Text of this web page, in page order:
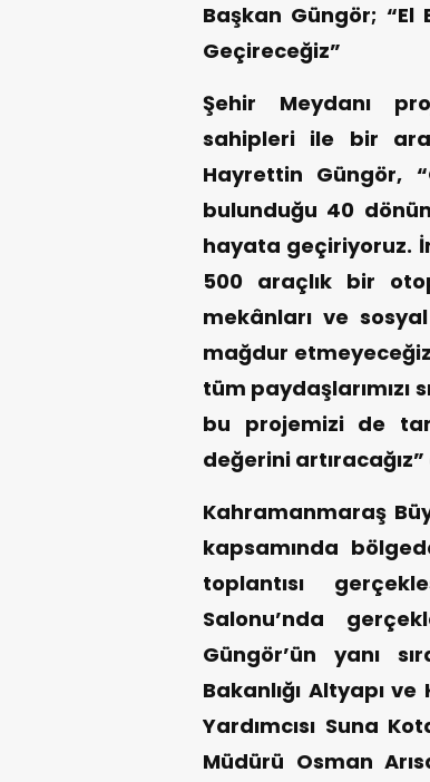
Başkan Güngör; “El
Geçireceğiz”
Şehir Meydanı
sahipleri ile bir
Hayrettin Güngör,
bulunduğu 40
hayata geçiriyoruz.
500 araçlık bir
mekânları ve
mağdur
tüm paydaşlarımızı
bu projemizi de
değerini
Kahramanmaraş
kapsamında
toplantısı
Salonu’nda
Güngör’ün yanı
Bakanlığı Altyapı
Yardımcısı Suna
Müdürü Osman